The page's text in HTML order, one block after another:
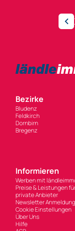
Bezirke
Bludenz
Feldkirch
Dornbirn
Bregenz
Informieren
Werben mit
Preise & Leistungen
private Anbieter
Newsletter Anmeldung
Cookie Einstellungen
Über Uns
Hilfe